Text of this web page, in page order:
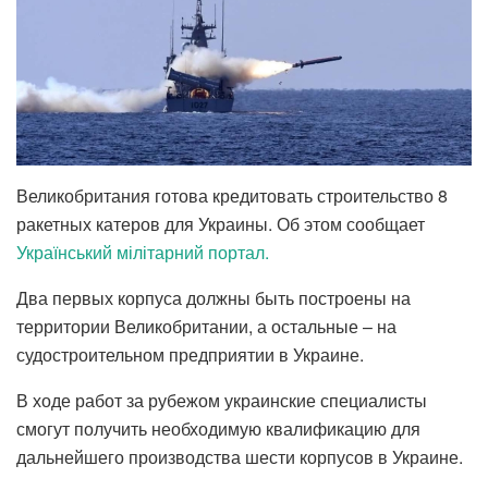
Великобритания готова кредитовать строительство 8
ракетных катеров для Украины. Об этом сообщает
Український мілітарний портал.
Два первых корпуса должны быть построены на
территории Великобритании, а остальные – на
судостроительном предприятии в Украине.
В ходе работ за рубежом украинские специалисты
смогут получить необходимую квалификацию для
дальнейшего производства шести корпусов в Украине.